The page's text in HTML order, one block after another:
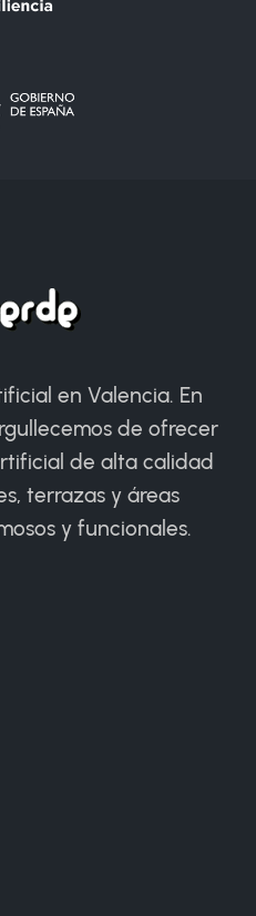
en Valencia. En
de ofrecer
de alta calidad
terrazas y áreas
y funcionales.